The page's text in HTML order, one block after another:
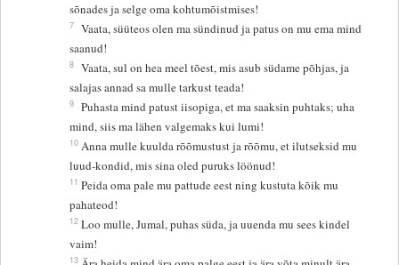
sõnades ja selge oma kohtumõistmises!
7 Vaata, süüteos olen ma sündinud ja patus on mu ema mind
saanud!
8 Vaata, sul on hea meel tõest, mis asub südame põhjas, ja
salajas annad sa mulle tarkust teada!
9 Puhasta mind patust iisopiga, et ma saaksin puhtaks; uha
mind, siis ma lähen valgemaks kui lumi!
10 Anna mulle kuulda rõõmustust ja rõõmu, et ilutseksid mu
luud-kondid, mis sina oled puruks löönud!
11 Peida oma pale mu pattude eest ning kustuta kõik mu
pahateod!
12 Loo mulle, Jumal, puhas süda, ja uuenda mu sees kindel
vaim!
13